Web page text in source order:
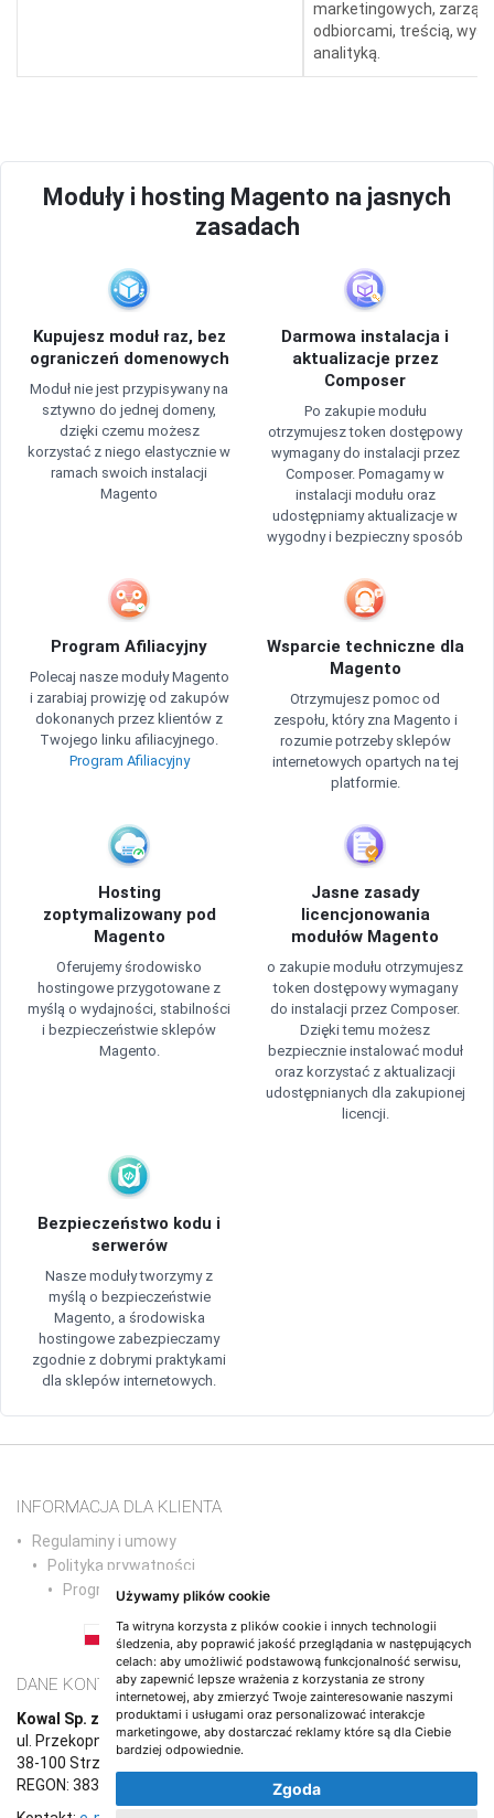
Używamy plików cookie
Ta witryna korzysta z plików cookie i innych technologii
śledzenia, aby poprawić jakość przeglądania w następujących
celach: aby umożliwić podstawową funkcjonalność serwisu,
aby zapewnić lepsze wrażenia z korzystania ze strony
internetowej aby zmierzyć Twoje zainteresowanie naszymi
produktami i usługami oraz personalizować interakcje
marketingowe, aby dostarczać reklamy które są dla Ciebie
bardziej odpowiednie.
Zgoda
marketingowych,
odbiorcami, treścią,
analityką.
Moduły i hosting Magento na jasnych
zasadach
Kupujesz moduł raz, bez
ograniczeń domenowych
Moduł nie jest przypisywany na
sztywno do jednej domeny,
dzięki czemu możesz
korzystać z niego elastycznie w
ramach swoich instalacji
Magento
Darmowa instalacja i
aktualizacje przez
Composer
Po zakupie modułu
otrzymujesz token dostępowy
wymagany do instalacji przez
Composer. Pomagamy w
instalacji modułu oraz
udostępniamy aktualizacje w
wygodny i bezpieczny sposób
Program Afiliacyjny
Polecaj nasze moduły Magento
i zarabiaj prowizję od zakupów
dokonanych przez klientów z
Twojego linku afiliacyjnego.
Program Afiliacyjny
Wsparcie techniczne dla
Magento
Otrzymujesz pomoc od
zespołu, który zna Magento i
rozumie potrzeby sklepów
internetowych opartych na tej
platformie.
Hosting
zoptymalizowany pod
Magento
Oferujemy środowisko
hostingowe przygotowane z
myślą o wydajności, stabilności
i bezpieczeństwie sklepów
Magento.
Jasne zasady
licencjonowania
modułów Magento
o zakupie modułu otrzymujesz
token dostępowy wymagany
do instalacji przez Composer.
Dzięki temu możesz
bezpiecznie instalować moduł
oraz korzystać z aktualizacji
udostępnianych dla zakupionej
licencji.
Bezpieczeństwo kodu i
serwerów
Nasze moduły tworzymy z
myślą o bezpieczeństwie
Magento, a środowiska
hostingowe zabezpieczamy
zgodnie z dobrymi praktykami
dla sklepów internetowych.
INFORMACJA DLA KLIENTA
Regulaminy i umowy
Polityka prywatności
Program partnerski
PL EN DE NL ES IT FR RO PT
DANE KONTAKTOWE
Kowal Sp. z o.o.
ul. Przekopna 6/1,
38-100 Strzyżów
REGON: 383765987, NIP: 8191670708